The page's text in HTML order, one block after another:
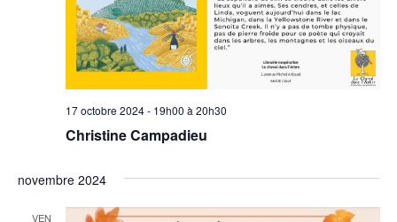
Christine Campadieu
17 octobre 2024 - 19h00 à 20h30
novembre 2024
VEN